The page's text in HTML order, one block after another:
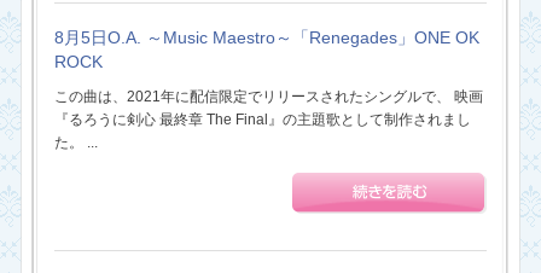
8月5日O.A. ～Music Maestro～「Renegades」ONE OK
ROCK
この曲は、2021年に配信限定でリリースされたシングルで、 映画
『るろうに剣心 最終章 The Final』の主題歌として制作されまし
た。 ...